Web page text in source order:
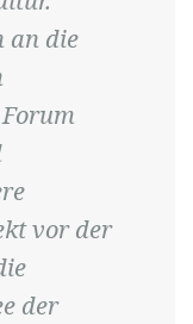
an die
vor der
der